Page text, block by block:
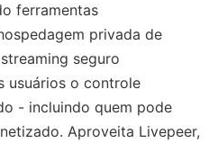
ferramentas
privada de
seguro
usuários o controle
- incluindo quem pode
Aproveita Livepeer,